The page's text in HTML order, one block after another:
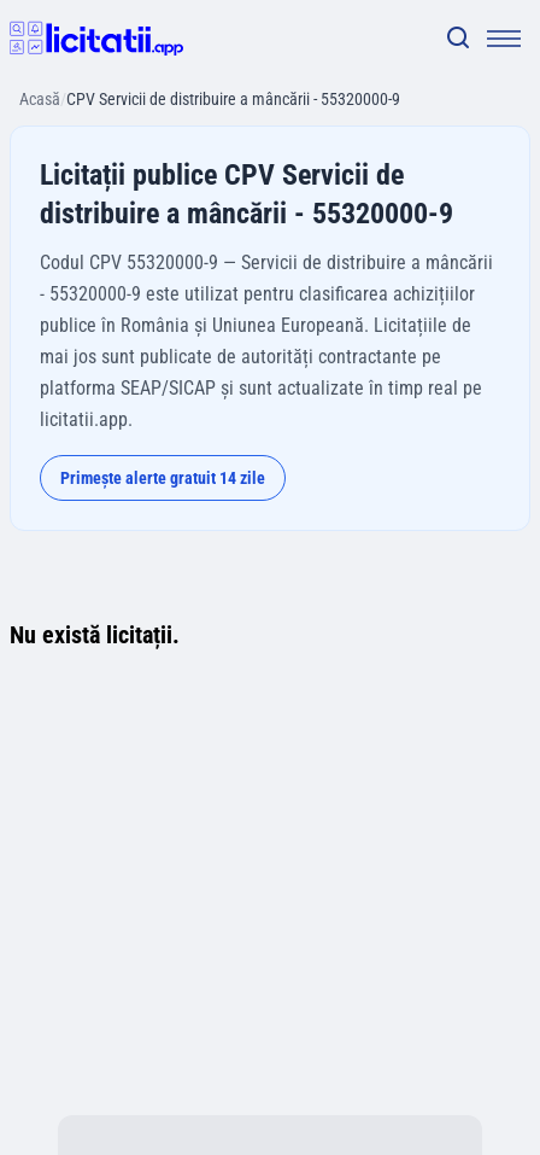
Acasă/CPV Servicii de distribuire a mâncării - 55320000-9
Licitații publice CPV Servicii de
distribuire a mâncării - 55320000-9
Codul CPV 55320000-9 — Servicii de distribuire a mâncării
- 55320000-9 este utilizat pentru clasificarea achizițiilor
publice în România și Uniunea Europeană. Licitațiile de
mai jos sunt publicate de autorități contractante pe
platforma SEAP/SICAP și sunt actualizate în timp real pe
licitatii.app.
Primește alerte gratuit 14 zile
Nu există licitații.